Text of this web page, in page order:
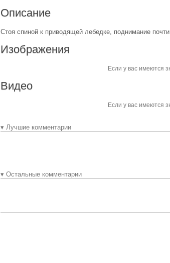
Описание
Стоя спиной к приводящей лебедке, поднимание
Изображения
Если у вас имеются
Видео
Если у вас имеются
▾ Лучшие комментарии
▾ Остальные комментарии